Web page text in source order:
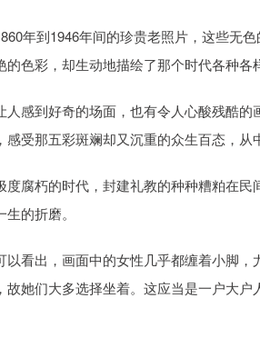
年到1946年间的珍贵老照片，这些无
色彩，却生动地描绘了那个时代各种各
人感到好奇的场面，也有令人心酸残酷
感受那五彩斑斓却又沉重的众生百态，从
度腐朽的时代，封建礼教的种种糟粕在
的折磨。
以看出，画面中的女性几乎都缠着小脚
故她们大多选择坐着。这应当是一户大